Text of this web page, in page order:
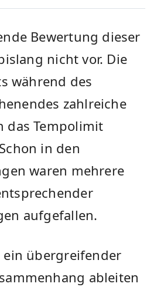
Bewertung dieser
nicht vor. Die
während des
zahlreiche
das Tempolimit
in den
waren mehrere
aufgefallen.
ein übergreifender
ableiten